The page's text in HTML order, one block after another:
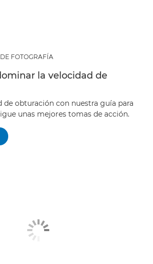
FOTOGRAFÍA
la velocidad de
de obturación con nuestra guía para
unas mejores tomas de acción.